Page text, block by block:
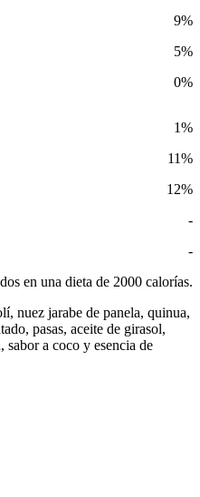
9%
5%
0%
1%
11%
12%
-
-
en una dieta de 2000 calorías.
nuez jarabe de panela, quinua,
pasas, aceite de girasol,
sabor a coco y esencia de